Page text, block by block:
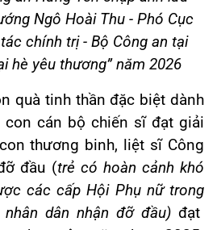
Ngô Hoài Thu - Phó Cục
chính trị - Bộ Công an tại
hè yêu thương” năm 2026
quà tinh thần đặc biệt dành
cán bộ chiến sĩ đạt giải
thương binh, liệt sĩ Công
đầu (trẻ có hoàn cảnh khó
các cấp Hội Phụ nữ trong
dân nhận đỡ đầu)đạt